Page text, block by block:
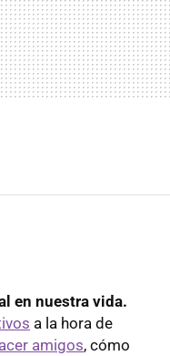
en nuestra vida.
a la hora de
amigos, cómo